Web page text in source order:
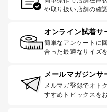
や取り扱い店舗の確
オンライン試着サ
簡単なアンケートに
合った最適なサイズ
メールマガジンサ
メルマガ登録でオト
すすめトピックスを